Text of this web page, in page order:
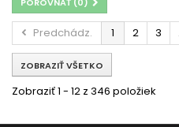
Predchádz. 1 2 3
ZOBRAZIŤ VŠETKO
Zobraziť 1 - 12 z 346 položiek